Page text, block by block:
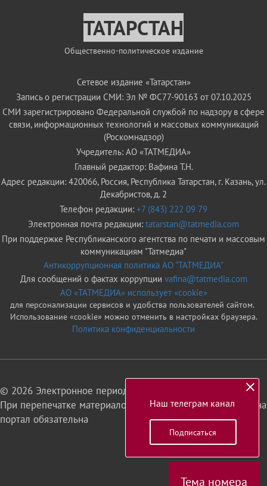
Тема номера
ТАТАРСТАН
Общественно-политическое издание
Сетевое издание «Татарстан»
Запись о регистрации СМИ: Эл № ФС77-90163 от 07.10.2025
СМИ зарегистрировано Федеральной службой по надзору в сфере
связи, информационных технологий и массовых коммуникаций
(Роскомнадзор)
Учредитель: АО «ТАТМЕДИА»
Главный редактор: Вафина Т.Н.
Адрес редакции: 420066, Россия, Республика Татарстан, г. Казань, ул.
Декабристов, д. 2
Телефон редакции: +7 (843) 222 09 79
Электронная почта редакции: tatarstan@tatmedia.com
При поддержке Республиканского агентства по печати и массовым
коммуникациям "Татмедиа"
Антикоррупционная политика АО "ТАТМЕДИА"
Для сообщений о фактах коррупции vafina@tatmedia.com
АО «ТАТМЕДИА» использует «cookie»
для персонализации сервисов и удобства пользователей сайтом.
Использование «cookie» можно отменить в настройках браузера.
Политика конфиденциальности
© 2026 Электронное периодическое издание «Татарстан»
При перепечатке материалов или их фрагментов ссылка на
портал обязательна
Наш телеграм канал
Подписаться